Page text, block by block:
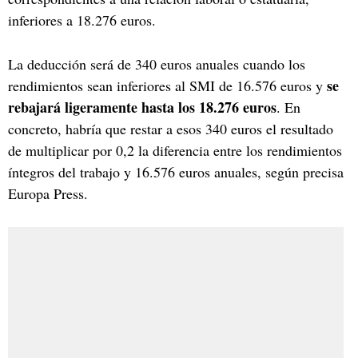
inferiores a 18.276 euros.
La deducción será de 340 euros anuales cuando los
rendimientos sean inferiores al SMI de 16.576 euros y se
rebajará ligeramente hasta los 18.276 euros. En
concreto, habría que restar a esos 340 euros el resultado
de multiplicar por 0,2 la diferencia entre los rendimientos
íntegros del trabajo y 16.576 euros anuales, según precisa
Europa Press.